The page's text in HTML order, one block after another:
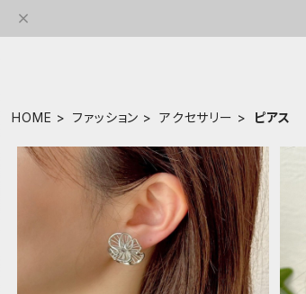
HOME ファッション アクセサリー ピアス
フラワーデザインピアス
¥2,050